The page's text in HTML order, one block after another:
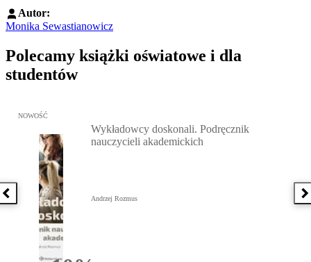
Autor:
Monika Sewastianowicz
Polecamy książki oświatowe i dla
studentów
Poprzednia książka
Przejdź do: Wykładowcy doskonali. Podręcznik nauczycieli
NOWOŚĆ
Wykładowcy doskonali. Podręcznik
nauczycieli akademickich
Andrzej Rozmus